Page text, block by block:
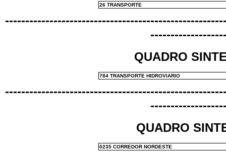
26 TRANSPORTE
QUADRO
784 TRANSPORTE HIDROVIARIO
QUADRO
0235 CORREDOR NORDESTE